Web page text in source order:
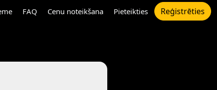
FAQ Cenu noteikšana Pieteikties Reģistrēties